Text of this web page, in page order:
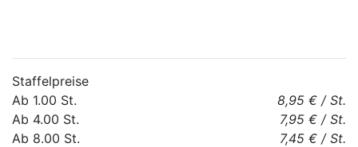
Staffelpreise
Ab 1.00 St. 8,95 € / St.
Ab 4.00 St. 7,95 € / St.
Ab 8.00 St. 7,45 € / St.